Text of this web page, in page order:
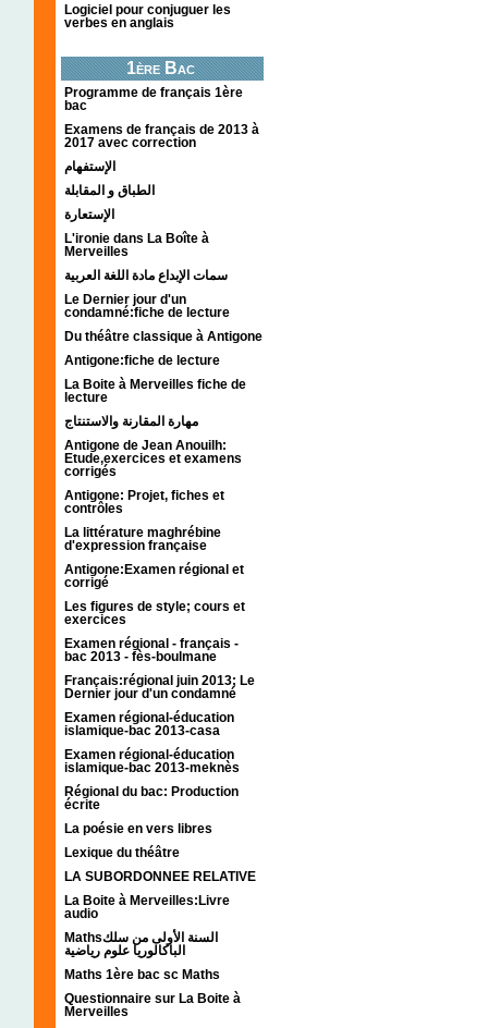
Logiciel pour conjuguer les
verbes en anglais
1ère Bac
Programme de français 1ère
bac
Examens de français de 2013 à
2017 avec correction
الإستفهام
الطباق و المقابلة
الإستعارة
L'ironie dans La Boîte à
Merveilles
سمات الإبداع مادة اللغة العربية
Le Dernier jour d'un
condamné:fiche de lecture
Du théâtre classique à Antigone
Antigone:fiche de lecture
La Boite à Merveilles fiche de
lecture
مهارة المقارنة والاستنتاج
Antigone de Jean Anouilh:
Etude,exercices et examens
corrigés
Antigone: Projet, fiches et
contrôles
La littérature maghrébine
d'expression française
Antigone:Examen régional et
corrigé
Les figures de style; cours et
exercices
Examen régional - français -
bac 2013 - fès-boulmane
Français:régional juin 2013; Le
Dernier jour d'un condamné
Examen régional-éducation
islamique-bac 2013-casa
Examen régional-éducation
islamique-bac 2013-meknès
Régional du bac: Production
écrite
La poésie en vers libres
Lexique du théâtre
LA SUBORDONNEE RELATIVE
La Boite à Merveilles:Livre
audio
Mathsالسنة الأولى من سلك
الباكالوريا علوم رياضية
Maths 1ère bac sc Maths
Questionnaire sur La Boite à
Merveilles